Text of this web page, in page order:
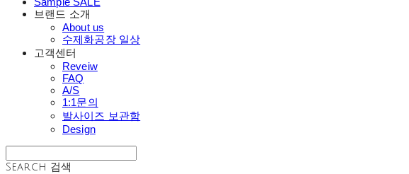
브랜드 소개
About us
수제화공장 일상
고객센터
Reveiw
FAQ
A/S
1:1문의
발사이즈 보관함
Design
Search 검색